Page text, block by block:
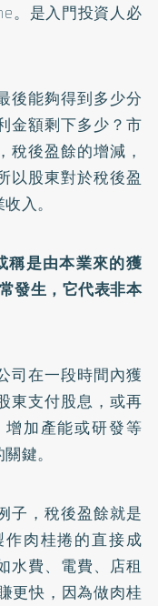
。是入門投資人必
後能夠得到多少分
金額剩下多少？市
稅後盈餘的增減，
以股東對於稅後盈
入。
稱是由本業來的獲
發生，它代表非本
司在一段時間內獲
東支付股息，或再
加產能或研發等
鍵。
子，稅後盈餘就是
肉桂捲的直接成
水費、電費、店租
更快，因為做肉桂